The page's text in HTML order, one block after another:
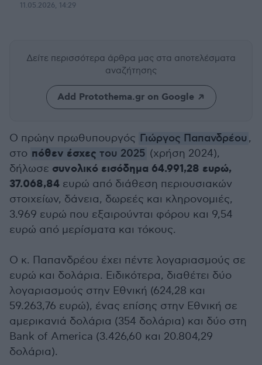
11.05.2026, 14:29
Δείτε περισσότερα άρθρα μας στα αποτελέσματα
αναζήτησης
Add Protothema.gr on Google
Ο πρώην πρωθυπουργός Γιώργος Παπανδρέου ,
στο πόθεν έσχες του 2025 (χρήση 2024),
δήλωσε συνολικό εισόδημα 64.991,28 ευρώ,
37.068,84 ευρώ από διάθεση περιουσιακών
στοιχείων, δάνεια, δωρεές και κληρονομιές,
3.969 ευρώ που εξαιρούνται φόρου και 9,54
ευρώ από μερίσματα και τόκους.
Ο κ. Παπανδρέου έχει πέντε λογαριασμούς σε
ευρώ και δολάρια. Ειδικότερα, διαθέτει δύο
λογαριασμούς στην Εθνική (624,28 και
59.263,76 ευρώ), ένας επίσης στην Εθνική σε
αμερικανιά δολάρια (354 δολάρια) και δύο στη
Bank of America (3.426,60 και 20.804,29
δολάρια).